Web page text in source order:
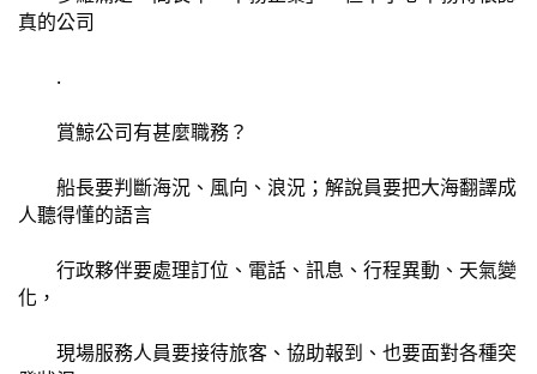
真的公司
	.
	賞鯨公司有甚麼職務？
人聽得懂的語言
化，